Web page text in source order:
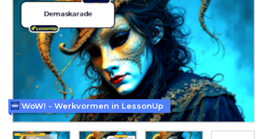
WoW! - Werkvormen in LessonUp